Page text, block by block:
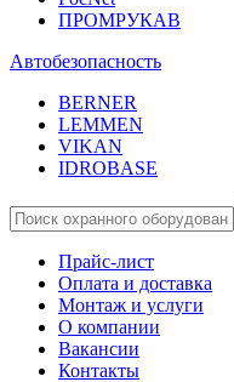
ПРОМРУКАВ
Автобезопасность
BERNER
LEMMEN
VIKAN
IDROBASE
Прайс-лист
Оплата и доставка
Монтаж и услуги
О компании
Вакансии
Контакты